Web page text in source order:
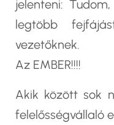
jelenteni:
legtöbb
vezetőknek.
Az EMBER!!!!
Akik között sok
felelősségvállaló